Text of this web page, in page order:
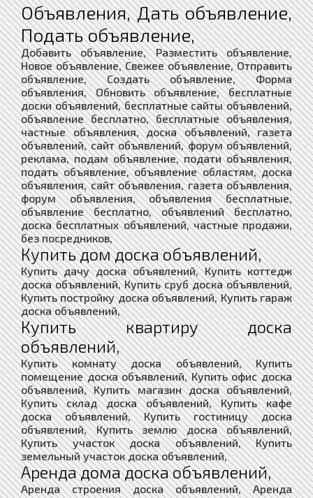
Объявления, Дать объявление,
Подать объявление,
Добавить объявление, Разместить объявление,
Новое объявление, Свежее объявление, Отправить
объявление, Создать объявление, Форма
объявления, Обновить объявление, бесплатные
доски объявлений, бесплатные сайты объявлений,
объявление бесплатно, бесплатные объявления,
частные объявления, доска объявлений, газета
объявлений, сайт объявлений, форум объявлений,
реклама, подам объявление, подати объявления,
подать объявление, объявление областям, доска
объявления, сайт объявления, газета объявления,
форум объявления, объявления бесплатные,
объявление бесплатно, объявлений бесплатно,
доска бесплатных объявлений, частные продажи,
без посредников,
Купить дом доска объявлений,
Купить дачу доска объявлений, Купить коттедж
доска объявлений, Купить сруб доска объявлений,
Купить постройку доска объявлений, Купить гараж
доска объявлений,
Купить квартиру доска
объявлений,
Купить комнату доска объявлений, Купить
помещение доска объявлений, Купить офис доска
объявлений, Купить магазин доска объявлений,
Купить склад доска объявлений, Купить кафе
доска объявлений, Купить гостиницу доска
объявлений, Купить землю доска объявлений,
Купить участок доска объявлений, Купить
земельный участок доска объявлений,
Аренда дома доска объявлений,
Аренда строения доска объявлений, Аренда